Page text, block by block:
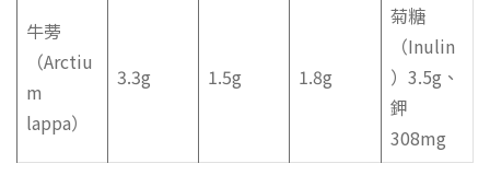
牛蒡
（Arctiu
m
lappa）
3.3g 1.5g 1.8g
菊糖
（Inulin
）3.5g、
鉀
308mg